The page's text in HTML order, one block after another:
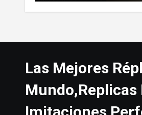
Las Mejores
Mundo,Replicas